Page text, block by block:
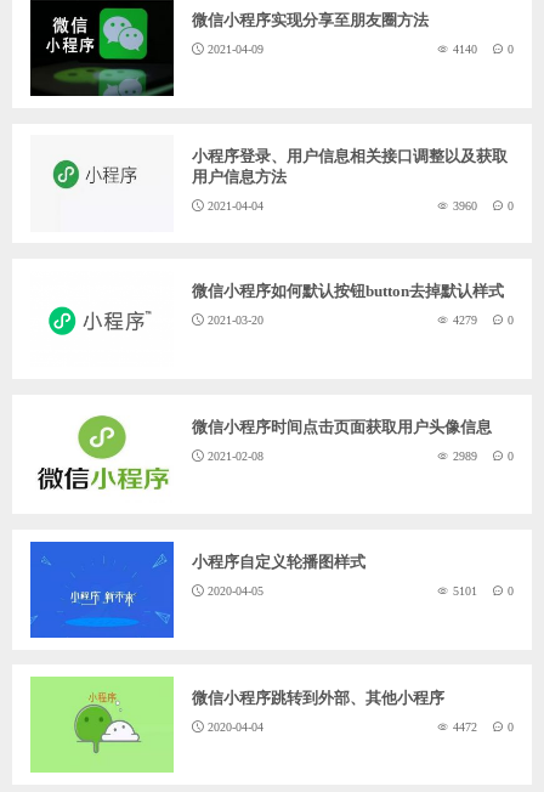
微信小程序实现分享至朋友圈方法
2021-04-09 4140 0
小程序登录、用户信息相关接口调整以及获取
用户信息方法
2021-04-04 3960 0
微信小程序如何默认按钮button去掉默认样式
2021-03-20 4279 0
微信小程序时间点击页面获取用户头像信息
2021-02-08 2989 0
小程序自定义轮播图样式
2020-04-05 5101 0
微信小程序跳转到外部、其他小程序
2020-04-04 4472 0